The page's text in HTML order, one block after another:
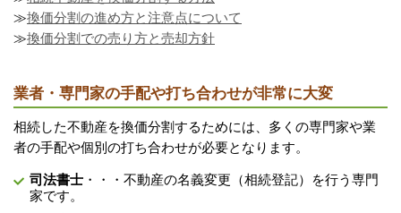
≫換価分割の進め方と注意点について
≫換価分割での売り方と売却方針
業者・専門家の手配や打ち合わせが非常に大変
相続した不動産を換価分割するためには、多くの専門家や業
者の手配や個別の打ち合わせが必要となります。
司法書士 ・・・不動産の名義変更（相続登記）を行う専門
家です。